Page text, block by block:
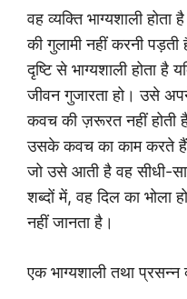
वह व्यक्ति भाग्यशाली
की गुलामी नहीं करनी
दृष्टि से भाग्यशाली होता है
जीवन गुजारता हो। उसे
कवच की ज़रूरत नहीं होती
उसके कवच का काम करते
जो उसे आती है वह सीधी-
शब्दों में, वह दिल का भोला
नहीं जानता है।
एक भाग्यशाली तथा प्रसन्न